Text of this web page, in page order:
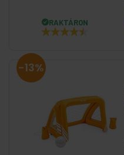
RAKTÁRON
-13%